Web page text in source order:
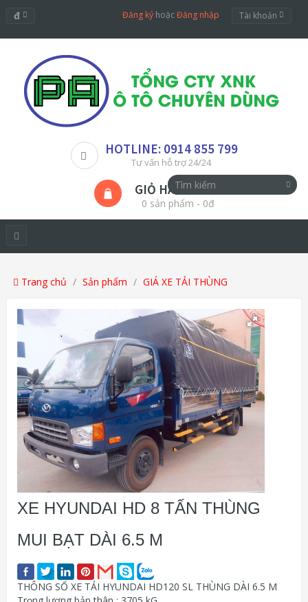
đ Đăng ký hoặcĐăng nhập Tài khoản
HOTLINE: 0914 855 799
Tư vấn hỗ trợ 24/24
GIỎ HÀNG
0 sản phẩm - 0đ
Trang chủ Sản phẩm GIÁ XE TẢI THÙNG
XE HYUNDAI HD 8 TẤN THÙNG
MUI BẠT DÀI 6.5 M
THÔNG SỐ XE TẢI HYUNDAI HD120 SL THÙNG DÀI 6.5 M